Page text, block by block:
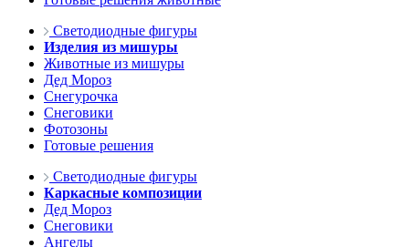
Светодиодные фигуры
Изделия из мишуры
Животные из мишуры
Дед Мороз
Снегурочка
Снеговики
Фотозоны
Готовые решения
Светодиодные фигуры
Каркасные композиции
Дед Мороз
Снеговики
Ангелы